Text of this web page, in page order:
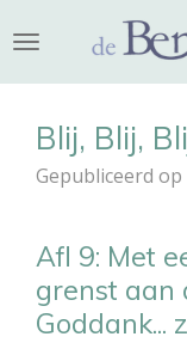
direct
naar
hoofdinhoud
Blij, Blij,
Gepubliceerd
Afl 9: Met
grenst aan
Goddank...